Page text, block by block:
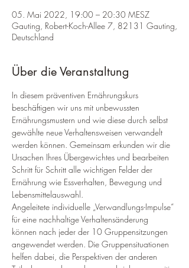
05. Mai 2022, 19:00 – 20:30 MESZ
Gauting, Robert-Koch-Allee 7, 82131 Gauting,
Deutschland
Über die Veranstaltung
In diesem präventiven Ernährungskurs
beschäftigen wir uns mit unbewussten
Ernährungsmustern und wie diese durch selbst
gewählte neue Verhaltensweisen verwandelt
werden können. Gemeinsam erkunden wir die
Ursachen Ihres Übergewichtes und bearbeiten
Schritt für Schritt alle wichtigen Felder der
Ernährung wie Essverhalten, Bewegung und
Lebensmittelauswahl.
Angeleitete individuelle „Verwandlungs-Impulse“
für eine nachhaltige Verhaltensänderung
können nach jeder der 10 Gruppensitzungen
angewendet werden. Die Gruppensituationen
helfen dabei, die Perspektiven der anderen